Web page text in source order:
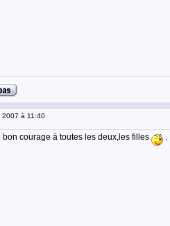
à 11:40
courage à toutes les deux,les filles .